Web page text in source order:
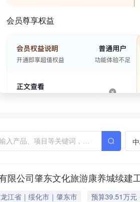
会员尊享权益
限公司肇东文化旅游康养城续建
江省｜绥化市｜肇东市
预算39.51万元